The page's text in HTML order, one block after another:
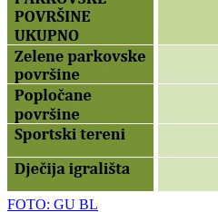
FOTO: GU BL